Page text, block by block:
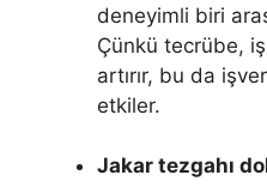
deneyimli biri
Çünkü tecrübe,
artırır, bu da
etkiler.
Jakar tezgahı